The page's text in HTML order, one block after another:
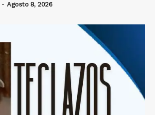
- Agosto 8, 2026